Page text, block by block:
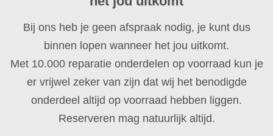
Bij ons heb je geen afspraak nodig, je kunt dus
binnen lopen wanneer het jou uitkomt.
Met 10.000 reparatie onderdelen op voorraad kun je
er vrijwel zeker van zijn dat wij het benodigde
onderdeel altijd op voorraad hebben liggen.
Reserveren mag natuurlijk altijd.